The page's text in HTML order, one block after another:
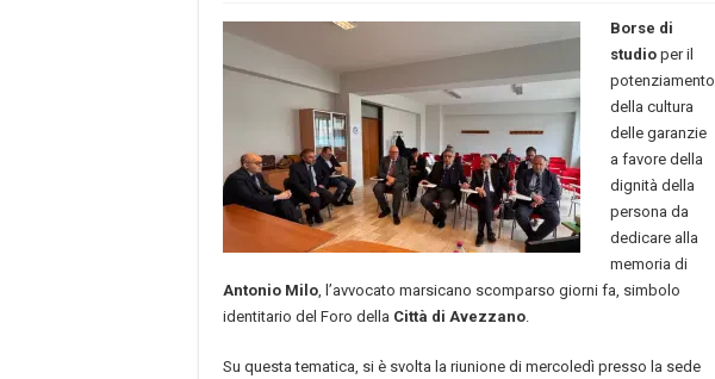
Borse di
studio per il
potenziamento
della cultura
delle garanzie
a favore della
dignità della
persona da
dedicare alla
memoria di
Antonio Milo , l’avvocato marsicano scomparso giorni fa, simbolo
identitario del Foro della Città di Avezzano
Su questa tematica, si è svolta la riunione di mercoledì presso la sede